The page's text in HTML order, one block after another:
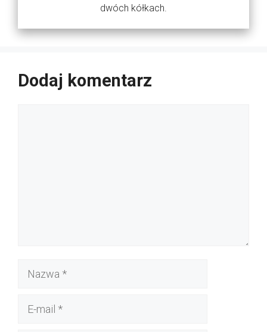
dwóch kółkach.
Dodaj komentarz
Nazwa